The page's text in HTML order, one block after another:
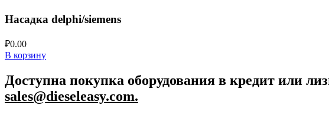
Насадка delphi/siemens
₽0.00
В корзину
Доступна покупка оборудования в кредит или
sales@dieseleasy.com.